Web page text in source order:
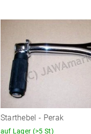
Starthebel - Perak
auf Lager (>5 St)